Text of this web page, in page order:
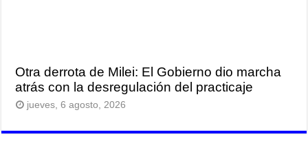
Otra derrota de Milei: El Gobierno dio marcha
atrás con la desregulación del practicaje
jueves, 6 agosto, 2026